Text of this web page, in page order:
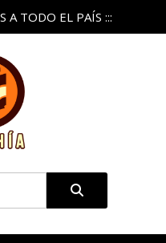
A TODO EL PAÍS :::